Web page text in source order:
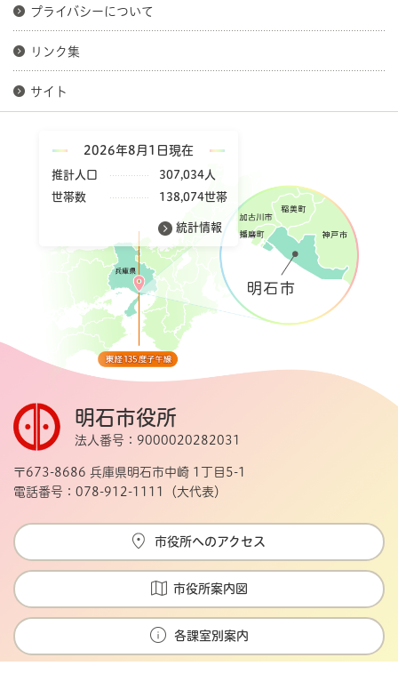
プライバシーについて
リンク集
サイト
2026年8月1日現在
推計人口
307,034人
世帯数
138,074世帯
統計情報
明石市役所
法人番号：9000020282031
〒673-8686 兵庫県明石市中崎 1丁目5-1
電話番号：078-912-1111（大代表）
市役所へのアクセス
市役所案内図
各課室別案内